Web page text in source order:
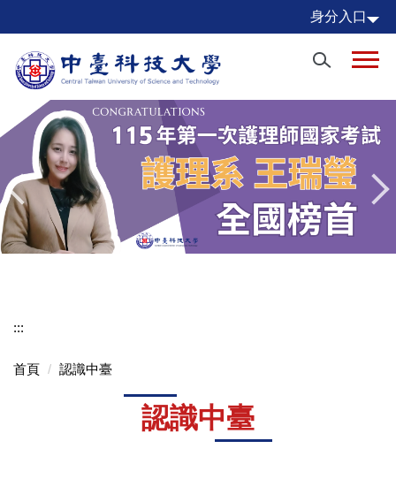
到
要
區
身分入口
:::
首頁 認識中臺
認識中臺